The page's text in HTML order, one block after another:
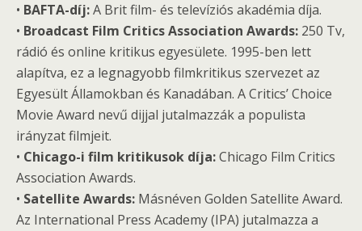
• BAFTA-díj:A Brit film- és televíziós akadémia díja.
• Broadcast Film Critics Association Awards: 250 Tv,
rádió és online kritikus egyesülete. 1995-ben lett
alapítva, ez a legnagyobb filmkritikus szervezet az
Egyesült Államokban és Kanadában. A Critics’ Choice
Movie Award nevű dijjal jutalmazzák a populista
irányzat filmjeit.
• Chicago-i film kritikusok díja:Chicago Film Critics
Association Awards.
• Satellite Awards: Másnéven Golden Satellite Award.
Az International Press Academy (IPA) jutalmazza a